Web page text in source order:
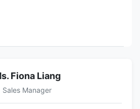
Fiona Liang
Sales Manager